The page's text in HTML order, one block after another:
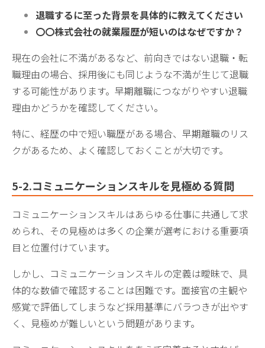
退職するに至った背景を具体的に教えてください
〇〇株式会社の就業履歴が短いのはなぜですか？
現在の会社に不満があるなど、前向きではない退職・転
職理由の場合、採用後にも同じような不満が生じて退職
する可能性があります。早期離職につながりやすい退職
理由かどうかを確認してください。
特に、経歴の中で短い職歴がある場合、早期離職のリス
クがあるため、よく確認しておくことが大切です。
5-2.コミュニケーションスキルを見極める質問
コミュニケーションスキルはあらゆる仕事に共通して求
められ、その見極めは多くの企業が選考における重要項
目と位置付けています。
しかし、コミュニケーションスキルの定義は曖昧で、具
体的な数値で確認することは困難です。面接官の主観や
感覚で評価してしまうなど採用基準にバラつきが出やす
く、見極めが難しいという問題があります。